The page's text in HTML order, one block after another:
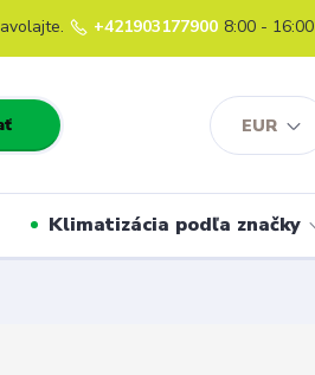
EUR
+421903177900 8:00 - 16:00
Klimatizácia podľa značky